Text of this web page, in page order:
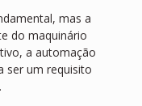
mas a
do maquinário
a automação
ser um requisito